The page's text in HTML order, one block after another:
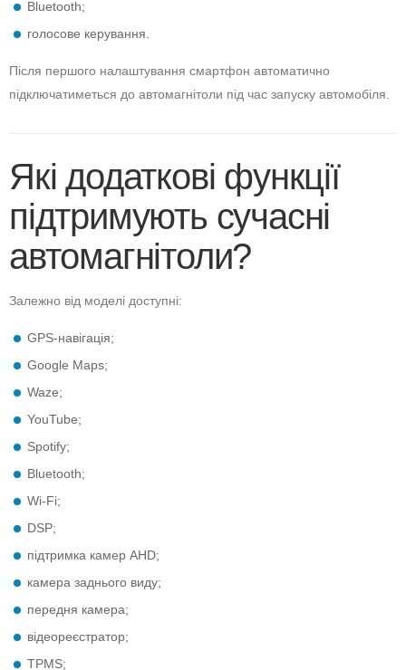
Bluetooth;
голосове керування.
Після першого налаштування смартфон автоматично
підключатиметься до автомагнітоли під час запуску автомобіля.
Які додаткові функції
підтримують сучасні
автомагнітоли?
Залежно від моделі доступні:
GPS-навігація;
Google Maps;
Waze;
YouTube;
Spotify;
Bluetooth;
Wi-Fi;
DSP;
підтримка камер AHD;
камера заднього виду;
передня камера;
відеореєстратор;
TPMS;